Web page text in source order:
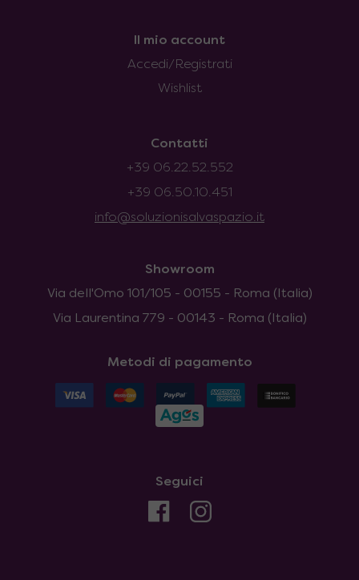
Il mio account
Accedi/Registrati
Wishlist
Contatti
+39 06.22.52.552
+39 06.50.10.451
info@soluzionisalvaspazio.it
Showroom
Via dell'Omo 101/105 - 00155 - Roma (Italia)
Via Laurentina 779 - 00143 - Roma (Italia)
Metodi di pagamento
Seguici